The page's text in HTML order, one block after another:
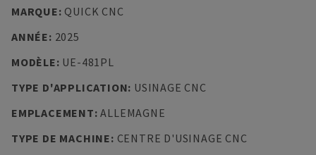
MARQUE: QUICK CNC
ANNÉE: 2025
MODÈLE: UE-481PL
TYPE D'APPLICATION: USINAGE CNC
EMPLACEMENT:ALLEMAGNE
TYPE DE MACHINE: CENTRE D'USINAGE CNC